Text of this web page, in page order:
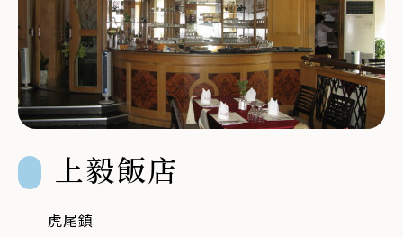
上毅飯店
虎尾鎮